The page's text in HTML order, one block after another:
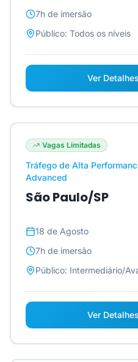
7h de imersão
Público: Todos os níveis
Ver
Vagas Limitadas
Tráfego de Alta
Advanced
São Paulo/SP
18 de Agosto
7h de imersão
Público: Intermediário/
Ver